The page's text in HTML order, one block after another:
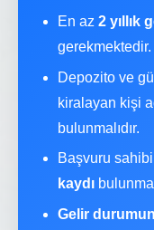
En az 2 yıllık
gerekmektedir.
Depozito ve
kiralayan kişi
bulunmalıdır.
Başvuru
kaydı
Gelir